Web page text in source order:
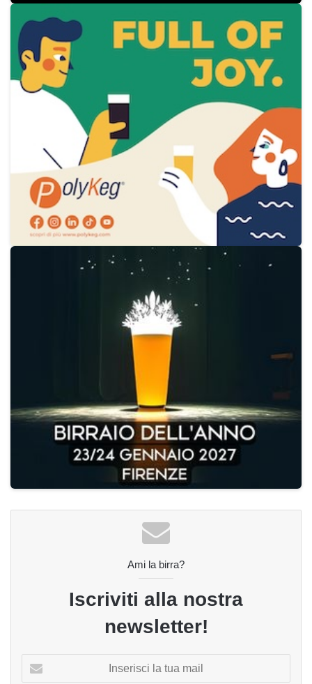
Ami la birra?
Iscriviti alla nostra
newsletter!